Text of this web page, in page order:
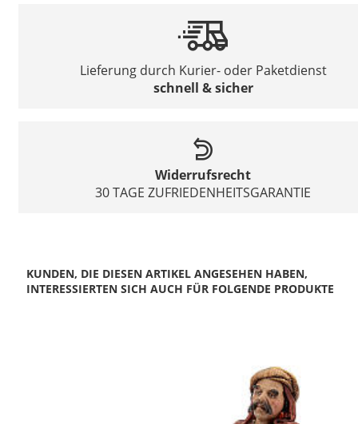
Lieferung durch Kurier- oder Paketdienst
schnell & sicher
Widerrufsrecht
30 TAGE ZUFRIEDENHEITSGARANTIE
KUNDEN, DIE DIESEN ARTIKEL ANGESEHEN HABEN,
INTERESSIERTEN SICH AUCH FÜR FOLGENDE PRODUKTE